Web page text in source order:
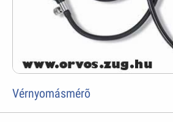
Vérnyomásmérõ